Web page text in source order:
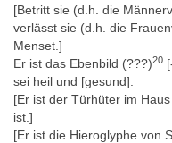
[Betritt sie (d.h. die
verlässt sie (d.h. die
Menset.]
Er ist das Ebenbild (???)20
sei heil und [gesund].
[Er ist der Türhüter im
ist.]
[Er ist die Hieroglyphe von